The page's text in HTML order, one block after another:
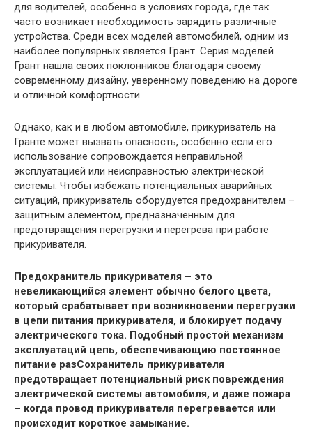
для водителей, особенно в условиях города, где так
часто возникает необходимость зарядить различные
устройства. Среди всех моделей автомобилей, одним из
наиболее популярных является Грант. Серия моделей
Грант нашла своих поклонников благодаря своему
современному дизайну, уверенному поведению на дороге
и отличной комфортности.
Однако, как и в любом автомобиле, прикуриватель на
Гранте может вызвать опасность, особенно если его
использование сопровождается неправильной
эксплуатацией или неисправностью электрической
системы. Чтобы избежать потенциальных аварийных
ситуаций, прикуриватель оборудуется предохранителем –
защитным элементом, предназначенным для
предотвращения перегрузки и перегрева при работе
прикуривателя.
Предохранитель прикуривателя – это
невеликающийся элемент обычно белого цвета,
который срабатывает при возникновении перегрузки
в цепи питания прикуривателя, и блокирует подачу
электрического тока. Подобный простой механизм
эксплуатаций цепь, обеспечивающию постоянное
питание разСохранитель прикуривателя
предотвращает потенциальный риск повреждения
электрической системы автомобиля, и даже пожара
– когда провод прикуривателя перегревается или
происходит короткое замыкание.